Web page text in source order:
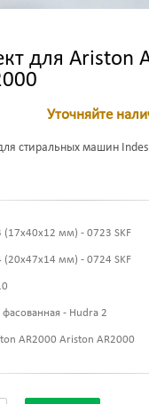
для Ariston
Уточняйте
стиральных машин
мм) - 0723 SKF
мм) - 0724 SKF
- Hudra 2
AR2000 Ariston AR2000